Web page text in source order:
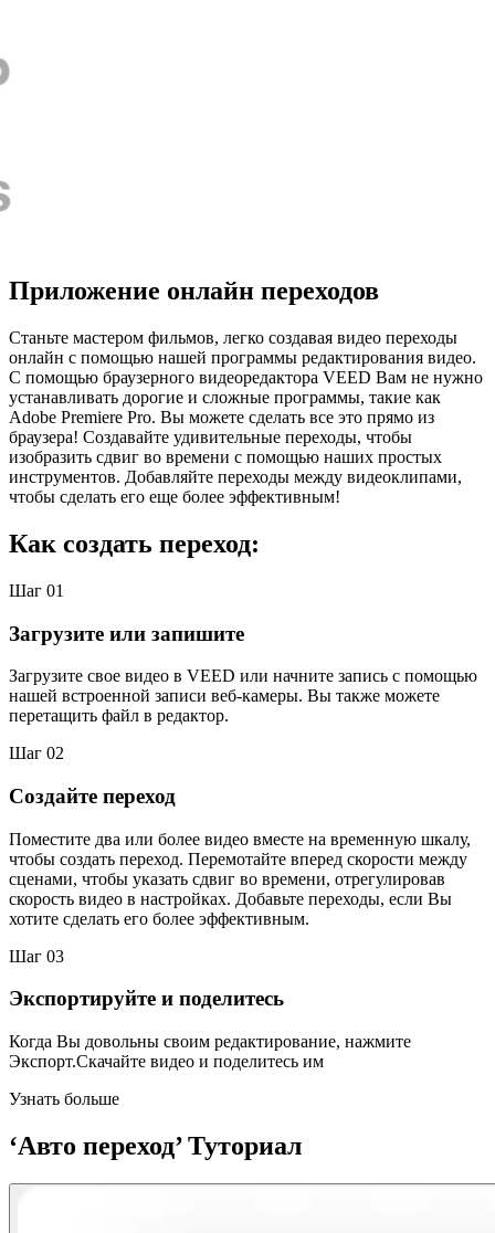
Приложение онлайн переходов
Станьте мастером фильмов, легко создавая видео переходы
онлайн с помощью нашей программы редактирования видео.
С помощью браузерного видеоредактора VEED Вам не нужно
устанавливать дорогие и сложные программы, такие как
Adobe Premiere Pro. Вы можете сделать все это прямо из
браузера! Создавайте удивительные переходы, чтобы
изобразить сдвиг во времени с помощью наших простых
инструментов. Добавляйте переходы между видеоклипами,
чтобы сделать его еще более эффективным!
Как создать переход:
Шаг 01
Загрузите или запишите
Загрузите свое видео в VEED или начните запись с помощью
нашей встроенной записи веб-камеры. Вы также можете
перетащить файл в редактор.
Шаг 02
Создайте переход
Поместите два или более видео вместе на временную шкалу,
чтобы создать переход. Перемотайте вперед скорости между
сценами, чтобы указать сдвиг во времени, отрегулировав
скорость видео в настройках. Добавьте переходы, если Вы
хотите сделать его более эффективным.
Шаг 03
Экспортируйте и поделитесь
Когда Вы довольны своим редактирование, нажмите
Экспорт.Скачайте видео и поделитесь им
Узнать больше
‘Авто переход’ Туториал